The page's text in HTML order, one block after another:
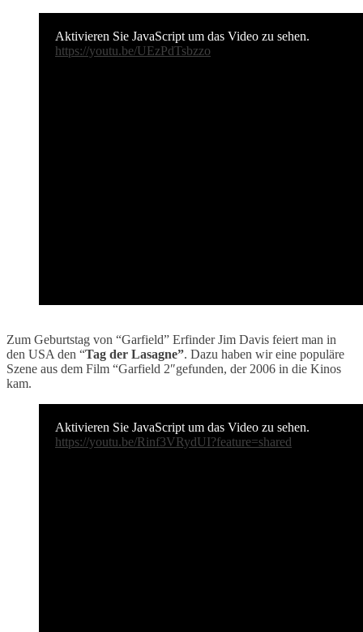
Aktivieren Sie JavaScript um das Video zu sehen.
https://youtu.be/UEzPdTsbzzo
Zum Geburtstag von “Garfield” Erfinder Jim Davis feiert man in
den USA den “Tag der Lasagne”. Dazu haben wir eine populäre
Szene aus dem Film “Garfield 2″gefunden, der 2006 in die Kinos
kam.
Aktivieren Sie JavaScript um das Video zu sehen.
https://youtu.be/Rinf3VRydUI?feature=shared